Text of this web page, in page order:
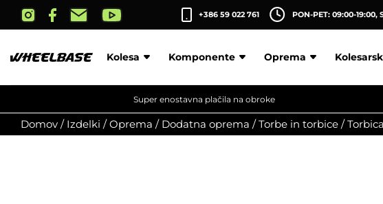
content
+386 59 022 761 PON-PET: 09:00-19:00,
Kolesa Komponente Oprema
Super enostavna plačila na obroke
Domov / Izdelki /Oprema / Dodatna oprema /Torbe in torbice /